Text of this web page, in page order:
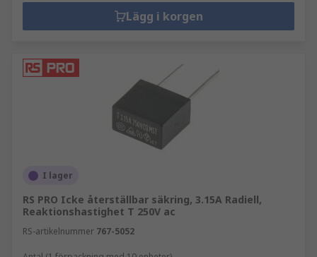
Lägg i korgen
I lager
RS PRO Icke återställbar säkring, 3.15A Radiell,
Reaktionshastighet T 250V ac
RS-artikelnummer 767-5052